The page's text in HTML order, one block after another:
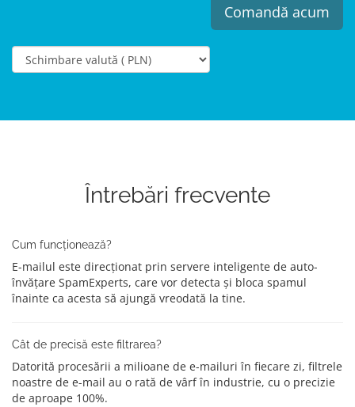
Comandă acum
Întrebări frecvente
Cum funcționează?
E-mailul este direcționat prin servere inteligente de auto-
învățare SpamExperts, care vor detecta și bloca spamul
înainte ca acesta să ajungă vreodată la tine.
Cât de precisă este filtrarea?
Datorită procesării a milioane de e-mailuri în fiecare zi, filtrele
noastre de e-mail au o rată de vârf în industrie, cu o precizie
de aproape 100%.